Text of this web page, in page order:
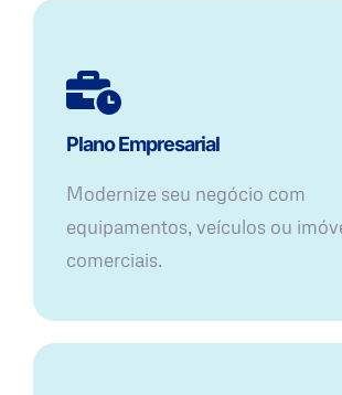
Plano Empresarial
Modernize seu negócio com
equipamentos, veículos ou
comerciais.